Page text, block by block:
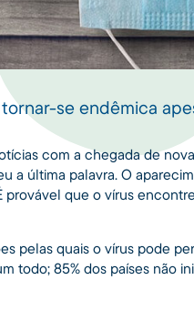
se endêmica
com a chegada de
a última palavra. O
provável que o vírus
pelas quais o vírus pode
todo; 85% dos países não